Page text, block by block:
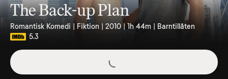
The Back-up Plan
Romantisk Komedi | Fiktion | 2010 | 1h 44m | Barntillåten
5.3